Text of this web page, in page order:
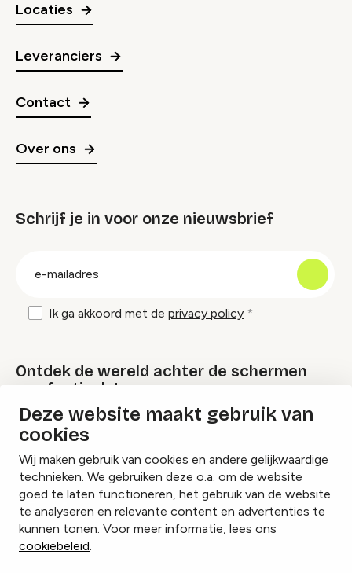
Deze website maakt gebruik van
cookies
Wij maken gebruik van cookies en andere gelijkwaardige
technieken. We gebruiken deze o.a. om de website
goed te laten functioneren, het gebruik van de website
te analyseren en relevante content en advertenties te
kunnen tonen. Voor meer informatie, lees ons
cookiebeleid.
Locaties
Leveranciers
Contact
Over ons
Schrijf je in voor onze nieuwsbrief
Ik ga akkoord met de privacy policy
Ontdek de wereld achter de schermen
van festivals!
Lees onze Festival Specials
InstagramFacebookLinkedIn